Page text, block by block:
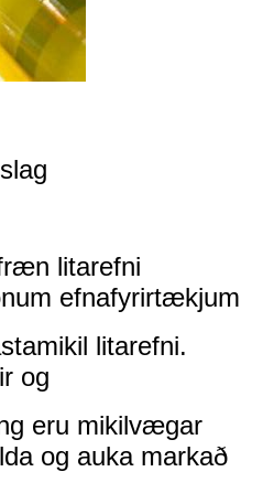
litarefni
efnafyrirtækjum
litarefni.
og
eru mikilvægar
og auka markað